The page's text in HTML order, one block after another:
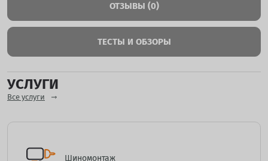
ОТЗЫВЫ (0)
ТЕСТЫ И ОБЗОРЫ
УСЛУГИ
Все услуги
Шиномонтаж